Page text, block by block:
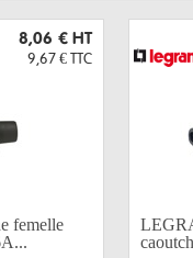
8,06 € HT
9,67 € TTC
femelle